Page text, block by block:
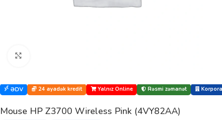
ƏDV 24 ayadək kredit Yalnız Online Rəsmi zəmanət
Mouse HP Z3700 Wireless Pink (4VY82AA)